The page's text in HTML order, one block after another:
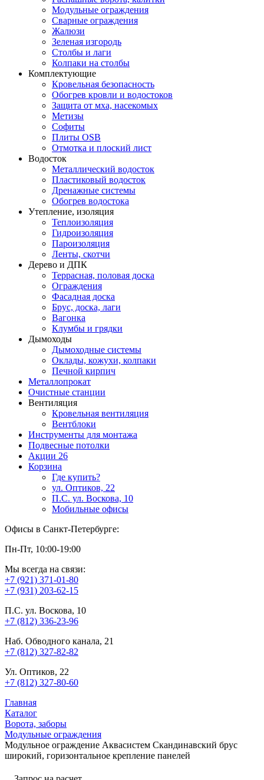
Модульные ограждения
Сварные ограждения
Жалюзи
Зеленая изгородь
Столбы и лаги
Колпаки на столбы
Комплектующие
Кровельная безопасность
Обогрев кровли и водостоков
Защита от мха, насекомых
Метизы
Софиты
Плиты OSB
Отмотка и плоский лист
Водосток
Металлический водосток
Пластиковый водосток
Дренажные системы
Обогрев водостока
Утепление, изоляция
Теплоизоляция
Гидроизоляция
Пароизоляция
Ленты, скотчи
Дерево и ДПК
Террасная, половая доска
Ограждения
Фасадная доска
Брус, доска, лаги
Вагонка
Клумбы и грядки
Дымоходы
Дымоходные системы
Оклады, кожухи, колпаки
Печной кирпич
Металлопрокат
Очистные станции
Вентиляция
Кровельная вентиляция
Вентблоки
Инструменты для монтажа
Подвесные потолки
Акции 26
Корзина
Где купить?
ул. Оптиков, 22
П.С. ул. Воскова, 10
Мобильные офисы
Офисы в Санкт-Петербурге:
Пн-Пт, 10:00-19:00
Мы всегда на связи:
+7 (921) 371-01-80
+7 (931) 203-62-15
П.С. ул. Воскова, 10
+7 (812) 336-23-96
Наб. Обводного канала, 21
+7 (812) 327-82-82
Ул. Оптиков, 22
+7 (812) 327-80-60
Главная
Каталог
Ворота, заборы
Модульные ограждения
Модульное ограждение Аквасистем Скандинавский брус
широкий, горизонтальное крепление панелей